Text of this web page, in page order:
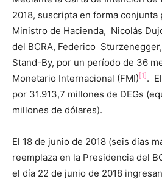
2018, suscripta en forma conjunta
Ministro de Hacienda, Nicolás
del BCRA, Federico
Stand-By, por un período de 36
Monetario Internacional (FMI)[1].
por 31.913,7 millones de DEGs
millones de dólares).
El 18 de junio de 2018 (seis días
reemplaza en la Presidencia del
el día 22 de junio de 2018